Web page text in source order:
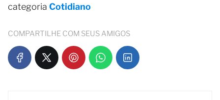
categoria Cotidiano
COMPARTILHE COM SEUS AMIGOS